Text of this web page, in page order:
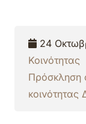
24
Κοινότητας
Πρόσκληση